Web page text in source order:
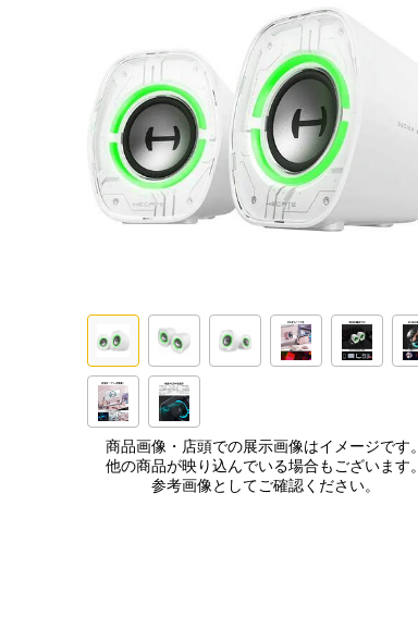
商品画像・店頭での展示画像はイメージです。
他の商品が映り込んでいる場合もございます。
参考画像としてご確認ください。